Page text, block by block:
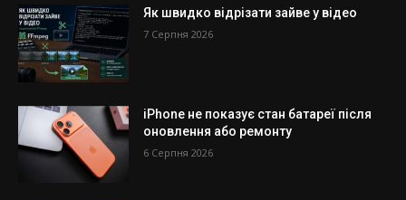
Як швидко відрізати зайве у відео
7 Серпня 2026
iPhone не показує стан батареї після
оновлення або ремонту
6 Серпня 2026